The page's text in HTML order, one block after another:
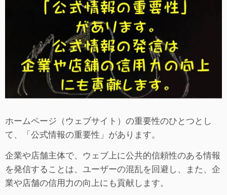
ホームページ（ウェブサイト）の重要性のひとつとし
て、「公式情報の重要性」があります。
企業や店舗主体で、ウェブ上に公共的信頼性のある情報
を発信することは、ユーザーの混乱を回避し、また、企
業や店舗の信用力の向上にも貢献します。